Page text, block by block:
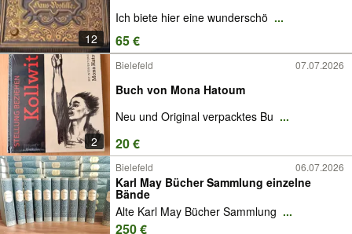
12
Ich biete hier eine wunderschö ...
65 €
2
Bielefeld 07.07.2026
Buch von Mona Hatoum
Neu und Original verpacktes Bu ...
20 €
Bielefeld 06.07.2026
Karl May Bücher Sammlung einzelne
Bände
Alte Karl May Bücher Sammlung ...
250 €